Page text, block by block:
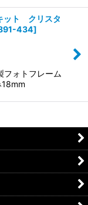
ット クリスタ
434]
フォトフレーム
18mm